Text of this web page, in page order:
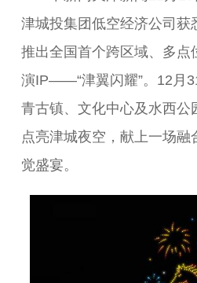
津城投集团低空经济公司
推出全国首个跨区域、多
演IP——“津翼闪耀”。12月
青古镇、文化中心及水西
点亮津城夜空，献上一场
觉盛宴。